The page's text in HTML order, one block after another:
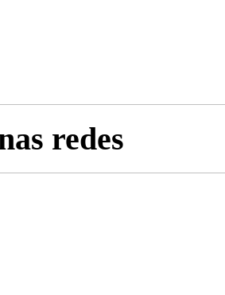
redes